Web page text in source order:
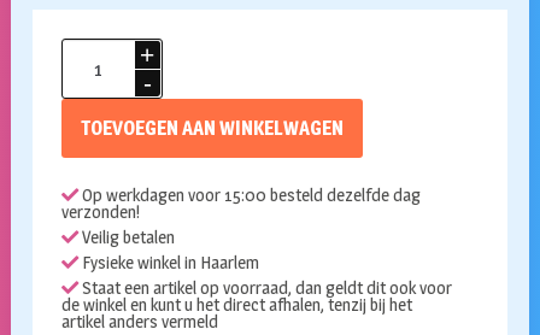
aantal
TOEVOEGEN AAN WINKELWAGEN
Op werkdagen voor 15:00 besteld dezelfde dag
verzonden!
Veilig betalen
Fysieke winkel in Haarlem
Staat een artikel op voorraad, dan geldt dit ook voor
de winkel en kunt u het direct afhalen, tenzij bij het
artikel anders vermeld